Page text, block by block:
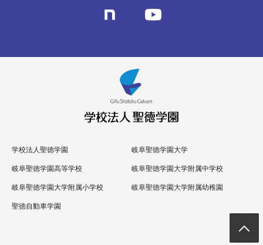
学校法人聖徳学園 岐阜聖徳学園大学
岐阜聖徳学園高等学校 岐阜聖徳学園大学附属中学校
岐阜聖徳学園大学附属小学校 岐阜聖徳学園大学附属幼稚園
聖徳自動車学園